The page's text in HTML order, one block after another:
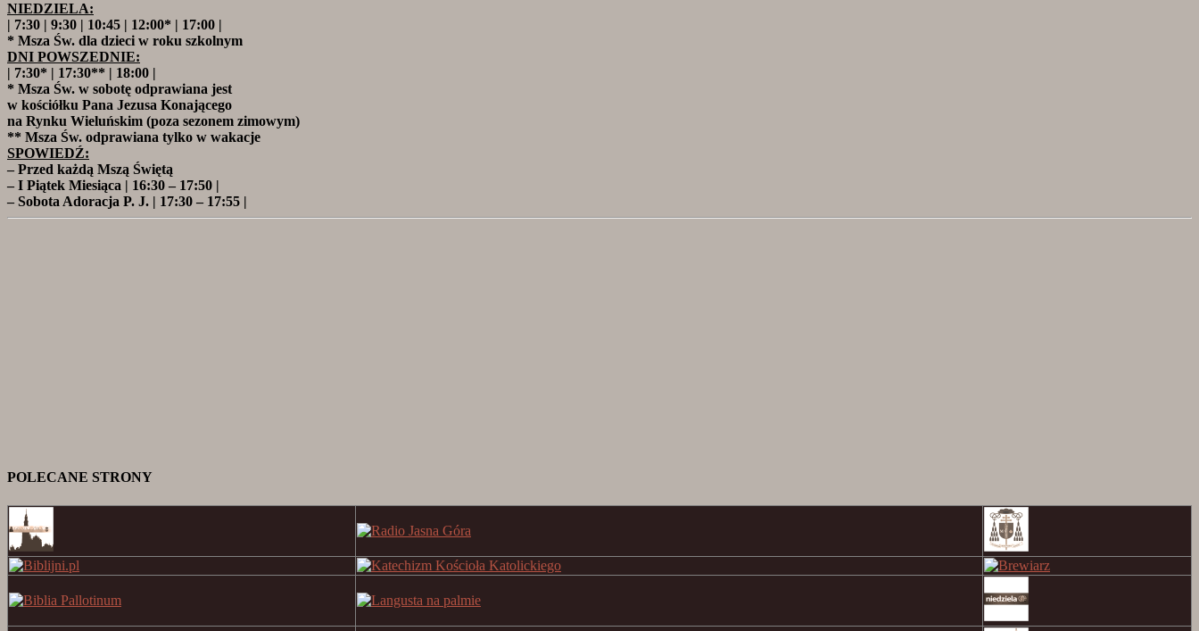
NIEDZIELA:
| 7:30 | 9:30 | 10:45 | 12:00* | 17:00 |
* Msza Św. dla dzieci w roku szkolnym
DNI POWSZEDNIE:
| 7:30* | 17:30** | 18:00 |
* Msza Św. w sobotę odprawiana jest
w kościółku Pana Jezusa Konającego
na Rynku Wieluńskim (poza sezonem zimowym)
** Msza Św. odprawiana tylko w wakacje
SPOWIEDŹ:
– Przed każdą Mszą Świętą
– I Piątek Miesiąca | 16:30 – 17:50 |
– Sobota Adoracja P. J. | 17:30 – 17:55 |
POLECANE STRONY